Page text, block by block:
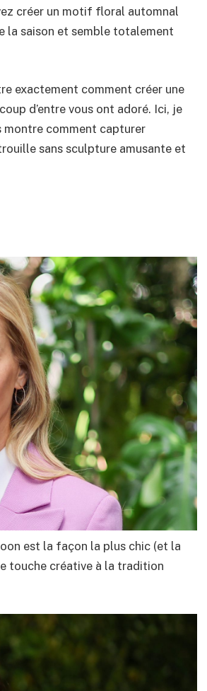
créer un motif floral automnal
la saison et semble totalement
exactement comment créer une
d’entre vous ont adoré. Ici, je
montre comment capturer
sans sculpture amusante et
est la façon la plus chic (et la
touche créative à la tradition